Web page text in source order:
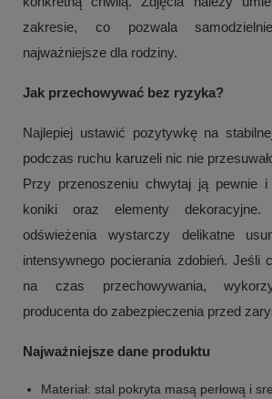
Zobacz więcej
zakresie, co pozwala
najważniejsze dla rodziny.
Jak przechowywać bez ryzyka?
Najlepiej ustawić pozytywkę na
podczas ruchu karuzeli nic nie
Przy przenoszeniu chwytaj ją pewnie
koniki oraz elementy dekoracyjne.
odświeżenia wystarczy delikatne
intensywnego pocierania zdobień. Jeśli
na czas przechowywania,
producenta do zabezpieczenia przed
Najważniejsze dane produktu
Materiał: stal pokryta masą perłową i